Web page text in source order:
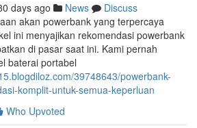
days ago News
Discuss
akan powerbank yang terpercaya
ini menyajikan rekomendasi powerbank
di pasar saat ini. Kami pernah
baterai portabel
39748643/powerbank-
komplit-untuk-semua-keperluan
Who Upvoted